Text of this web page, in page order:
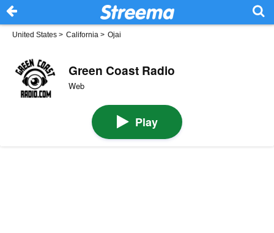
United States > California > Ojai
Green Coast Radio
Web
Play